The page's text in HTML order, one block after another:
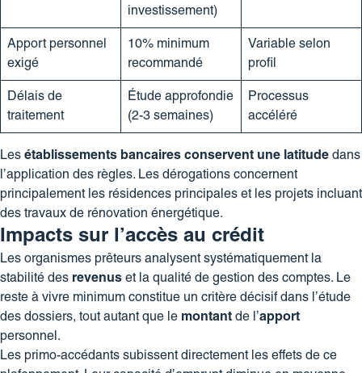
investissement)
Apport personnel
exigé
10% minimum
recommandé
Variable selon
profil
Délais de
traitement
Étude approfondie
(2-3 semaines)
Processus
accéléré
Les établissements bancaires conservent une latitude dans
l’application des règles. Les dérogations concernent
principalement les résidences principales et les projets incluant
des travaux de rénovation énergétique.
Impacts sur l’accès au crédit
Les organismes prêteurs analysent systématiquement la
stabilité des revenus et la qualité de gestion des comptes. Le
reste à vivre minimum constitue un critère décisif dans l’étude
des dossiers, tout autant que le montant de l’apport
personnel.
Les primo-accédants subissent directement les effets de ce